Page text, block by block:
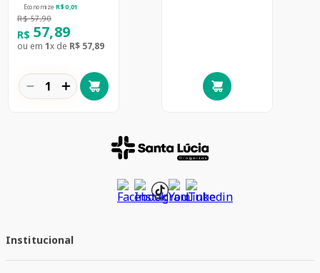
Mastigáveis
Economize R$ 0,01
R$ 57,90
R$ 57,89
ou em 1x de R$ 57,89
＋
－
Institucional